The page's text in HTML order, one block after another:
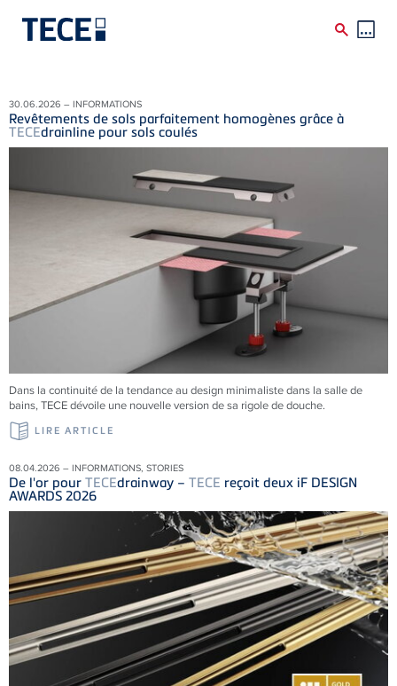
30.06.2026 – INFORMATIONS
Revêtements de sols parfaitement homogènes grâce à
TECEdrainline pour sols coulés
Dans la continuité de la tendance au design minimaliste dans la salle de
bains, TECE dévoile une nouvelle version de sa rigole de douche.
LIRE ARTICLE
08.04.2026 – INFORMATIONS, STORIES
De l'or pour TECEdrainway – TECE reçoit deux iF DESIGN
AWARDS 2026